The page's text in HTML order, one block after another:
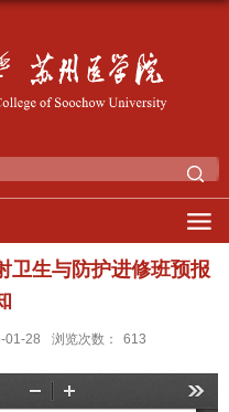
卫生与防护进修班预报
01-28 浏览次数： 613